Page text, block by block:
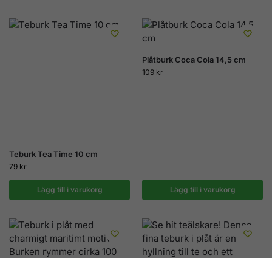
Teburk Tea Time 10 cm
79 kr
Lägg till i varukorg
Plåtburk Coca Cola 14,5 cm
109 kr
Lägg till i varukorg